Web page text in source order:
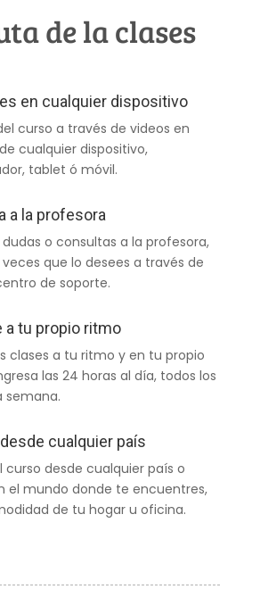
de la clases
en cualquier dispositivo
curso a través de videos en
cualquier dispositivo,
tablet ó móvil.
a la profesora
o consultas a la profesora,
que lo desees a través de
de soporte.
a tu propio ritmo
clases a tu ritmo y en tu propio
las 24 horas al día, todos los
semana.
cualquier país
curso desde cualquier país o
el mundo donde te encuentres,
de tu hogar u oficina.